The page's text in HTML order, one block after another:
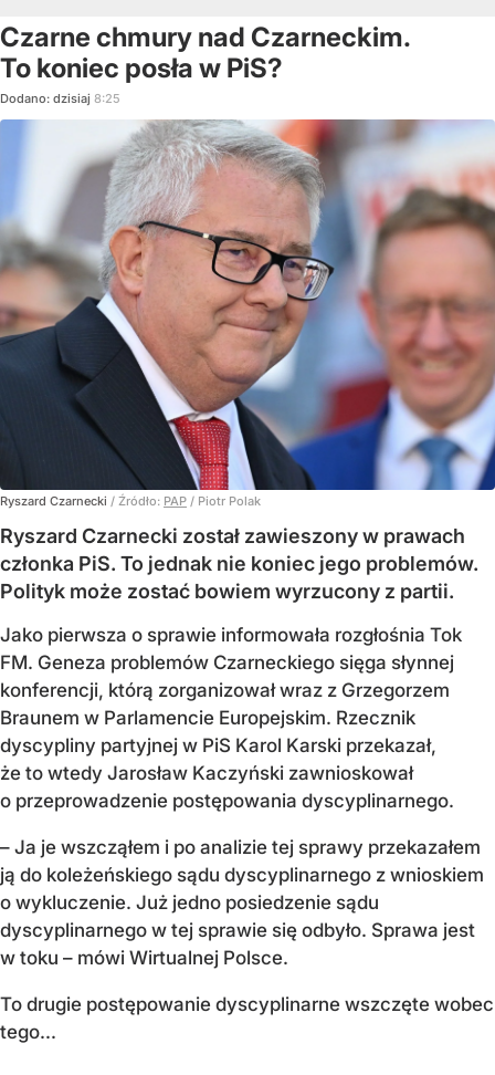
Czarne chmury nad Czarneckim.
To koniec posła w PiS?
Dodano: dzisiaj 8:25
Ryszard Czarnecki / Źródło: PAP / Piotr Polak
Ryszard Czarnecki został zawieszony w prawach
członka PiS. To jednak nie koniec jego problemów.
Polityk może zostać bowiem wyrzucony z partii.
Jako pierwsza o sprawie informowała rozgłośnia Tok
FM. Geneza problemów Czarneckiego sięga słynnej
konferencji, którą zorganizował wraz z Grzegorzem
Braunem w Parlamencie Europejskim. Rzecznik
dyscypliny partyjnej w PiS Karol Karski przekazał,
że to wtedy Jarosław Kaczyński zawnioskował
o przeprowadzenie postępowania dyscyplinarnego.
– Ja je wszcząłem i po analizie tej sprawy przekazałem
ją do koleżeńskiego sądu dyscyplinarnego z wnioskiem
o wykluczenie. Już jedno posiedzenie sądu
dyscyplinarnego w tej sprawie się odbyło. Sprawa jest
w toku – mówi Wirtualnej Polsce.
To drugie postępowanie dyscyplinarne wszczęte wobec
tego...